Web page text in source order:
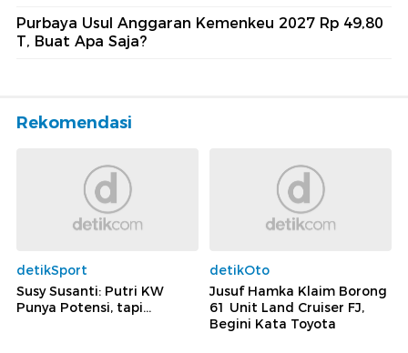
Purbaya Usul Anggaran Kemenkeu 2027 Rp 49,80
T, Buat Apa Saja?
Rekomendasi
detikSport
Susy Susanti: Putri KW
Punya Potensi, tapi...
detikOto
Jusuf Hamka Klaim Borong
61 Unit Land Cruiser FJ,
Begini Kata Toyota